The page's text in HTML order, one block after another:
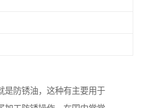
是防锈油，这种有主要用于